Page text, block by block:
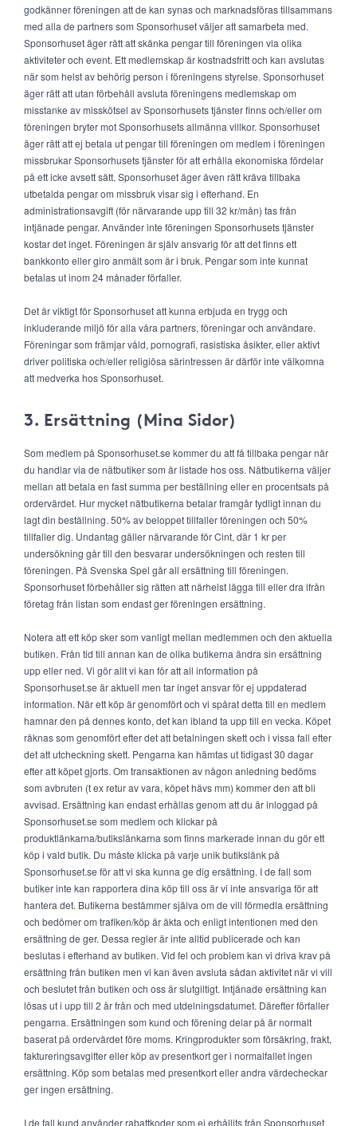
godkänner föreningen att de kan synas och marknadsföras tillsammans
med alla de partners som Sponsorhuset väljer att samarbeta med.
Sponsorhuset äger rätt att skänka pengar till föreningen via olika
aktiviteter och event. Ett medlemskap är kostnadsfritt och kan avslutas
när som helst av behörig person i föreningens styrelse. Sponsorhuset
äger rätt att utan förbehåll avsluta föreningens medlemskap om
misstanke av misskötsel av Sponsorhusets tjänster finns och/eller om
föreningen bryter mot Sponsorhusets allmänna villkor. Sponsorhuset
äger rätt att ej betala ut pengar till föreningen om medlem i föreningen
missbrukar Sponsorhusets tjänster för att erhålla ekonomiska fördelar
på ett icke avsett sätt. Sponsorhuset äger även rätt kräva tillbaka
utbetalda pengar om missbruk visar sig i efterhand. En
administrationsavgift (för närvarande upp till 32 kr/mån) tas från
intjänade pengar. Använder inte föreningen Sponsorhusets tjänster
kostar det inget. Föreningen är själv ansvarig för att det finns ett
bankkonto eller giro anmält som är i bruk. Pengar som inte kunnat
betalas ut inom 24 månader förfaller.
Det är viktigt för Sponsorhuset att kunna erbjuda en trygg och
inkluderande miljö för alla våra partners, föreningar och användare.
Föreningar som främjar våld, pornografi, rasistiska åsikter, eller aktivt
driver politiska och/eller religiösa särintressen är därför inte välkomna
att medverka hos Sponsorhuset.
3. Ersättning (Mina Sidor)
Som medlem på Sponsorhuset.se kommer du att få tillbaka pengar när
du handlar via de nätbutiker som är listade hos oss. Nätbutikerna väljer
mellan att betala en fast summa per beställning eller en procentsats på
ordervärdet. Hur mycket nätbutikerna betalar framgår tydligt innan du
lagt din beställning. 50% av beloppet tillfaller föreningen och 50%
tillfaller dig. Undantag gäller närvarande för Cint, där 1 kr per
undersökning går till den besvarar undersökningen och resten till
föreningen. På Svenska Spel går all ersättning till föreningen.
Sponsorhuset förbehåller sig rätten att närhelst lägga till eller dra ifrån
företag från listan som endast ger föreningen ersättning.
Notera att ett köp sker som vanligt mellan medlemmen och den aktuella
butiken. Från tid till annan kan de olika butikerna ändra sin ersättning
upp eller ned. Vi gör allt vi kan för att all information på
Sponsorhuset.se är aktuell men tar inget ansvar för ej uppdaterad
information. När ett köp är genomfört och vi spårat detta till en medlem
hamnar den på dennes konto, det kan ibland ta upp till en vecka. Köpet
räknas som genomfört efter det att betalningen skett och i vissa fall efter
det att utcheckning skett. Pengarna kan hämtas ut tidigast 30 dagar
efter att köpet gjorts. Om transaktionen av någon anledning bedöms
som avbruten (t ex retur av vara, köpet hävs mm) kommer den att bli
avvisad. Ersättning kan endast erhållas genom att du är inloggad på
Sponsorhuset.se som medlem och klickar på
produktlänkarna/butikslänkarna som finns markerade innan du gör ett
köp i vald butik. Du måste klicka på varje unik butikslänk på
Sponsorhuset.se för att vi ska kunna ge dig ersättning. I de fall som
butiker inte kan rapportera dina köp till oss är vi inte ansvariga för att
hantera det. Butikerna bestämmer själva om de vill förmedla ersättning
och bedömer om trafiken/köp är äkta och enligt intentionen med den
ersättning de ger. Dessa regler är inte alltid publicerade och kan
beslutas i efterhand av butiken. Vid fel och problem kan vi driva krav på
ersättning från butiken men vi kan även avsluta sådan aktivitet när vi vill
och beslutet från butiken och oss är slutgiltigt. Intjänade ersättning kan
lösas ut i upp till 2 år från och med utdelningsdatumet. Därefter förfaller
pengarna. Ersättningen som kund och förening delar på är normalt
baserat på ordervärdet före moms. Kringprodukter som försäkring, frakt,
faktureringsavgifter eller köp av presentkort ger i normalfallet ingen
ersättning. Köp som betalas med presentkort eller andra värdecheckar
ger ingen ersättning.
I de fall kund använder rabattkoder som ej erhållits från Sponsorhuset